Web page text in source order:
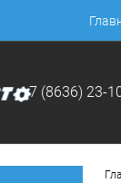
+7 (8636) 23-